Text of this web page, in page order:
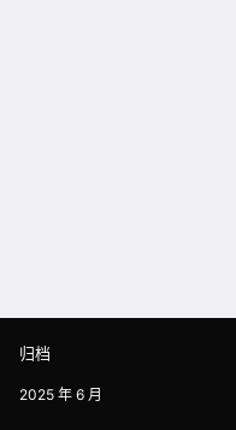
归档
2025 年 6 月